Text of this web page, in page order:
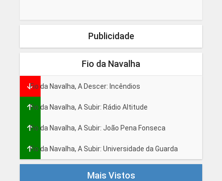
Publicidade
Fio da Navalha
Fio da Navalha, A Descer: Incêndios
Fio da Navalha, A Subir: Rádio Altitude
Fio da Navalha, A Subir: João Pena Fonseca
Fio da Navalha, A Subir: Universidade da Guarda
Mais Vistos